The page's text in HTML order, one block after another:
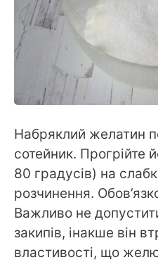
Набряклий желатин
сотейник. Прогрійте
80 градусів) на
розчинення.
Важливо не
закипів, інакше він
властивості, що